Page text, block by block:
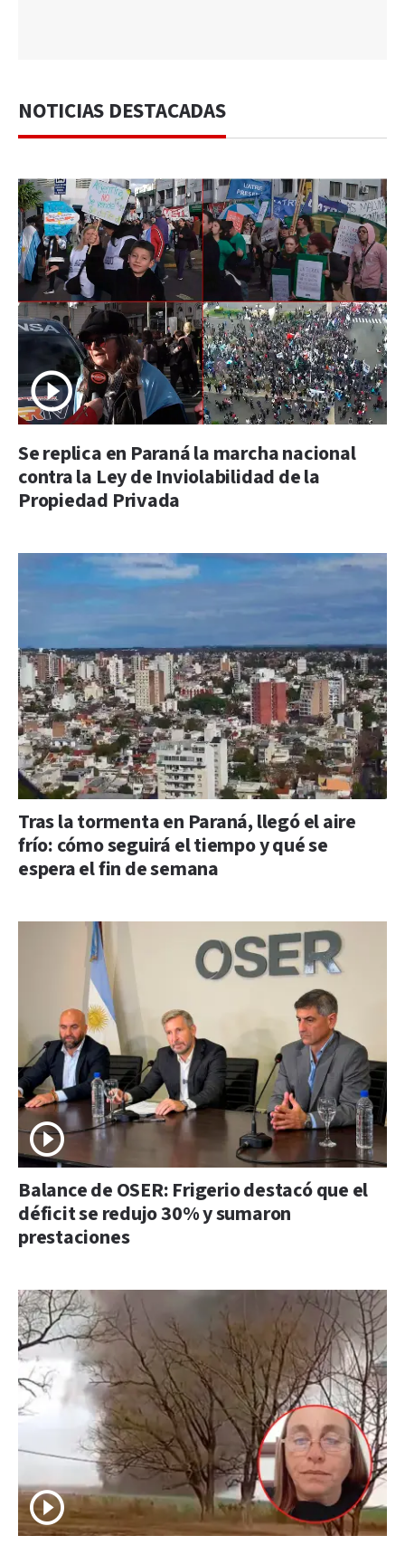
NOTICIAS DESTACADAS
Se replica en Paraná la marcha nacional
contra la Ley de Inviolabilidad de la
Propiedad Privada
Tras la tormenta en Paraná, llegó el aire
frío: cómo seguirá el tiempo y qué se
espera el fin de semana
Balance de OSER: Frigerio destacó que el
déficit se redujo 30% y sumaron
prestaciones